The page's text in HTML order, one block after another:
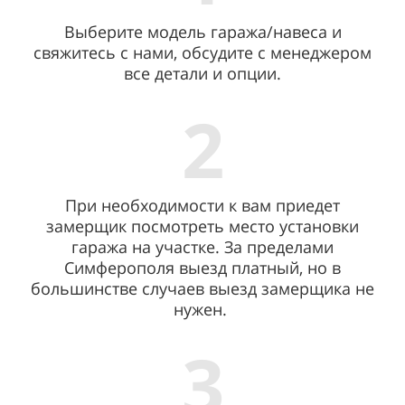
Выберите модель гаража/навеса и
свяжитесь с нами, обсудите с менеджером
все детали и опции.
2
При необходимости к вам приедет
замерщик посмотреть место установки
гаража на участке. За пределами
Симферополя выезд платный, но в
большинстве случаев выезд замерщика не
нужен.
3